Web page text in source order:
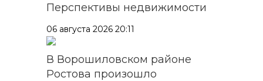
Перспективы недвижимости
06 августа 2026 20:11
В Ворошиловском районе
Ростова произошло